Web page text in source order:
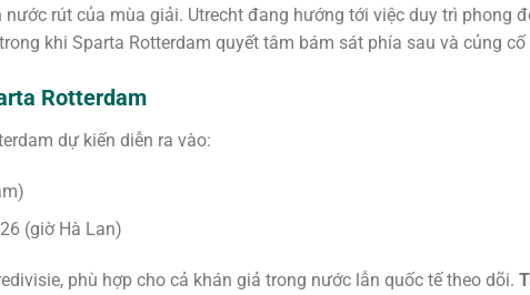
rút của mùa giải. Utrecht đang hướng tới việc duy trì phong
khi Sparta Rotterdam quyết tâm bám sát phía sau và củng
Rotterdam
dự kiến diễn ra vào:
(giờ Hà Lan)
phù hợp cho cả khán giả trong nước lẫn quốc tế theo dõi.